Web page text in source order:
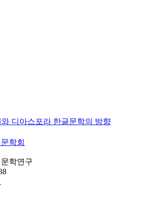
디아스포라 한글문학의 방향
학회
학연구